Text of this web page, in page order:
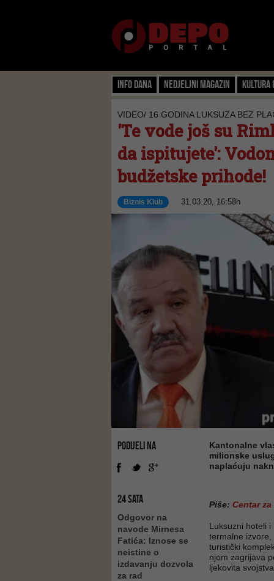
Info dana Nedjeljni magazin Kultura
VIDEO/ 16 GODINA LUKSUZA BEZ
'Te vode još su
da ispitujete':
budžetske prihode!
Biznis Klub 31.03.20, 16:58h
PODIJELI NA
24 SATA
Odgovor na
navode Mirnesa
Fatića: Iznose se
neistine o
izdavanju dozvola
za rad
Kantonalne
milionske
naplaćuju
Piše: Centar
Luksuzni hoteli
termalne izvore,
turistički
njom zagrijava
ljekovita